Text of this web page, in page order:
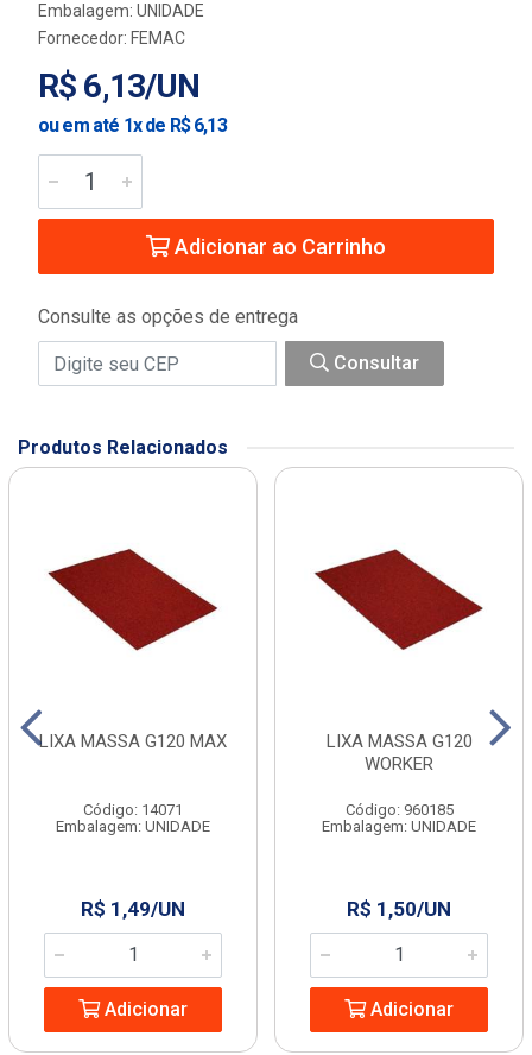
Embalagem: UNIDADE
Fornecedor: FEMAC
R$ 6,13/UN
ou em até 1x de R$ 6,13
Adicionar ao Carrinho
Consulte as opções de entrega
Consultar
Produtos Relacionados
LIXA MASSA G120 MAX
Código: 14071
Embalagem: UNIDADE
R$ 1,49/UN
Adicionar
LIXA MASSA G120
WORKER
Código: 960185
Embalagem: UNIDADE
R$ 1,50/UN
Adicionar